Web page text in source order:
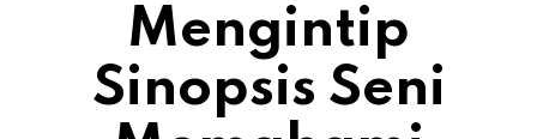
Mengintip
Sinopsis Seni